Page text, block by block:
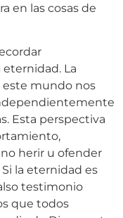
en las cosas de
La
este mundo nos
Esta perspectiva
herir u ofender
la eternidad es
testimonio
que todos